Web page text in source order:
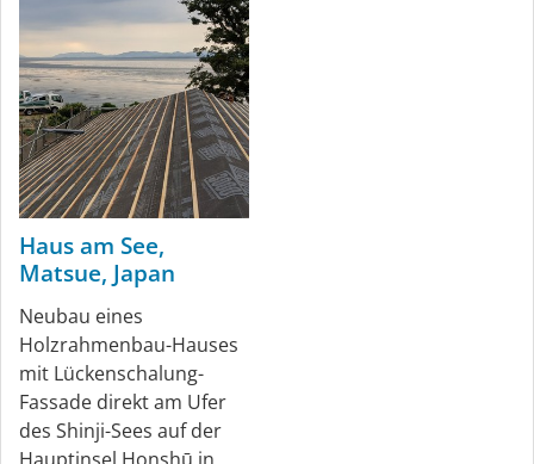
Haus am See,
Matsue, Japan
Neubau eines
Holzrahmenbau-Hauses
mit Lückenschalung-
Fassade direkt am Ufer
des Shinji-Sees auf der